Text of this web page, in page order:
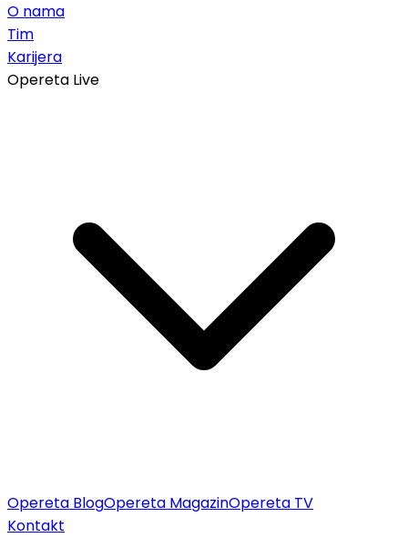
O nama
Tim
Karijera
Opereta Live
Opereta BlogOpereta MagazinOpereta TV
Kontakt